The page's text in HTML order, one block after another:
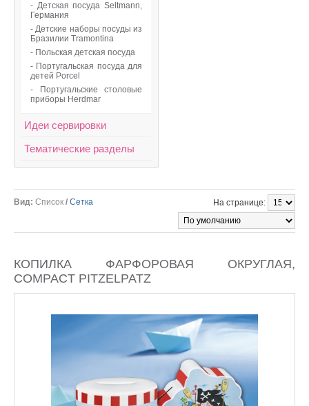
- Детская посуда Seltmann,
Германия
- Детские наборы посуды из
Бразилии Tramontina
- Польcкая детская посуда
- Португальская посуда для
детей Porcel
- Португальские столовые
приборы Herdmar
Идеи сервировки
Тематические разделы
Вид: Список / Сетка На странице:
КОПИЛКА ФАРФОРОВАЯ ОКРУГЛАЯ,
COMPACT PITZELPATZ